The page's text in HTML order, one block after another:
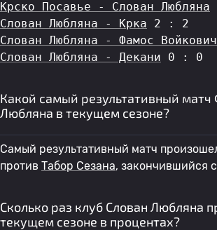
Крско Посавье - Слован Любляна
Слован Любляна - Крка 2 : 2
Слован Любляна - Фамос
Слован Любляна - Декани 0 : 0
Какой самый результативный матч
Любляна в текущем сезоне?
Самый результативный матч
против Табор Сезана, закончившийся
Сколько раз клуб Слован Любляна
текущем сезоне в процентах?